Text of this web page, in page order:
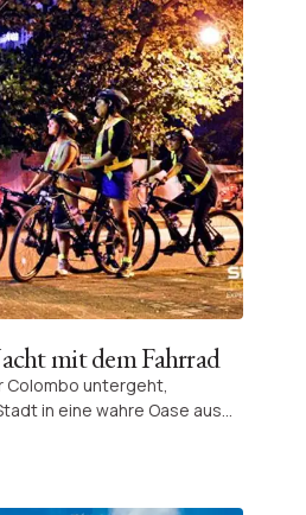
mit dem Fahrrad
Colombo untergeht,
in eine wahre Oase aus